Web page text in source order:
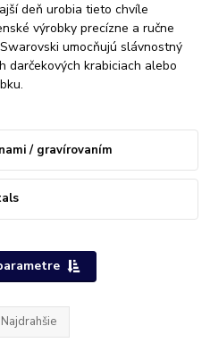
deň urobia tieto chvíle
výrobky precízne a ručne
umocňujú slávnostný
darčekových krabiciach alebo
/ gravírovaním
Najdrahšie